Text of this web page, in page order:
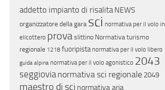
addetto impianto di risalita NEWS
organizzatore della gara sci normativa per il volo in
elicottero provaslittino Normativa turismo
regionale 1218 fuoripista normativa per il volo libero
guida alpina normativa per il volo agonistico 2043
seggiovianormativa sci regionale 2049
maestro di sci normativa aria